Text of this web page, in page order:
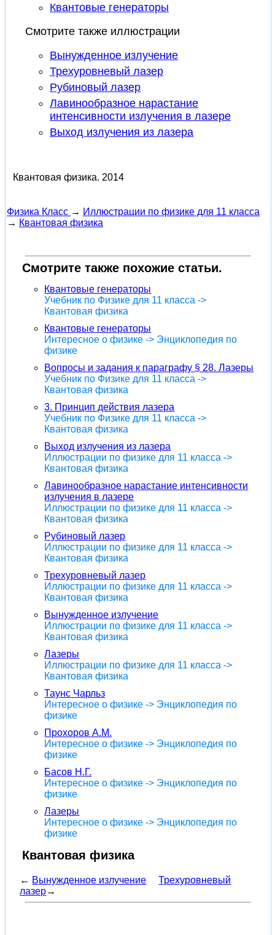
Квантовые генераторы
Смотрите также иллюстрации
Вынужденное излучение
Трехуровневый лазер
Рубиновый лазер
Лавинообразное нарастание
интенсивности излучения в лазере
Выход излучения из лазера
Квантовая физика. 2014
Физика Класс → Иллюстрации по физике для 11 класса
→ Квантовая физика
Смотрите также похожие статьи.
Квантовые генераторы
Учебник по Физике для 11 класса ->
Квантовая физика
Квантовые генераторы
Интересное о физике -> Энциклопедия по
физике
Вопросы и задания к параграфу § 28. Лазеры
Учебник по Физике для 11 класса ->
Квантовая физика
3. Принцип действия лазера
Учебник по Физике для 11 класса ->
Квантовая физика
Выход излучения из лазера
Иллюстрации по физике для 11 класса ->
Квантовая физика
Лавинообразное нарастание интенсивности
излучения в лазере
Иллюстрации по физике для 11 класса ->
Квантовая физика
Рубиновый лазер
Иллюстрации по физике для 11 класса ->
Квантовая физика
Трехуровневый лазер
Иллюстрации по физике для 11 класса ->
Квантовая физика
Вынужденное излучение
Иллюстрации по физике для 11 класса ->
Квантовая физика
Лазеры
Иллюстрации по физике для 11 класса ->
Квантовая физика
Таунс Чарльз
Интересное о физике -> Энциклопедия по
физике
Прохоров А.М.
Интересное о физике -> Энциклопедия по
физике
Басов Н.Г.
Интересное о физике -> Энциклопедия по
физике
Лазеры
Интересное о физике -> Энциклопедия по
физике
Квантовая физика
← Вынужденное излучение
Трехуровневый
лазер→